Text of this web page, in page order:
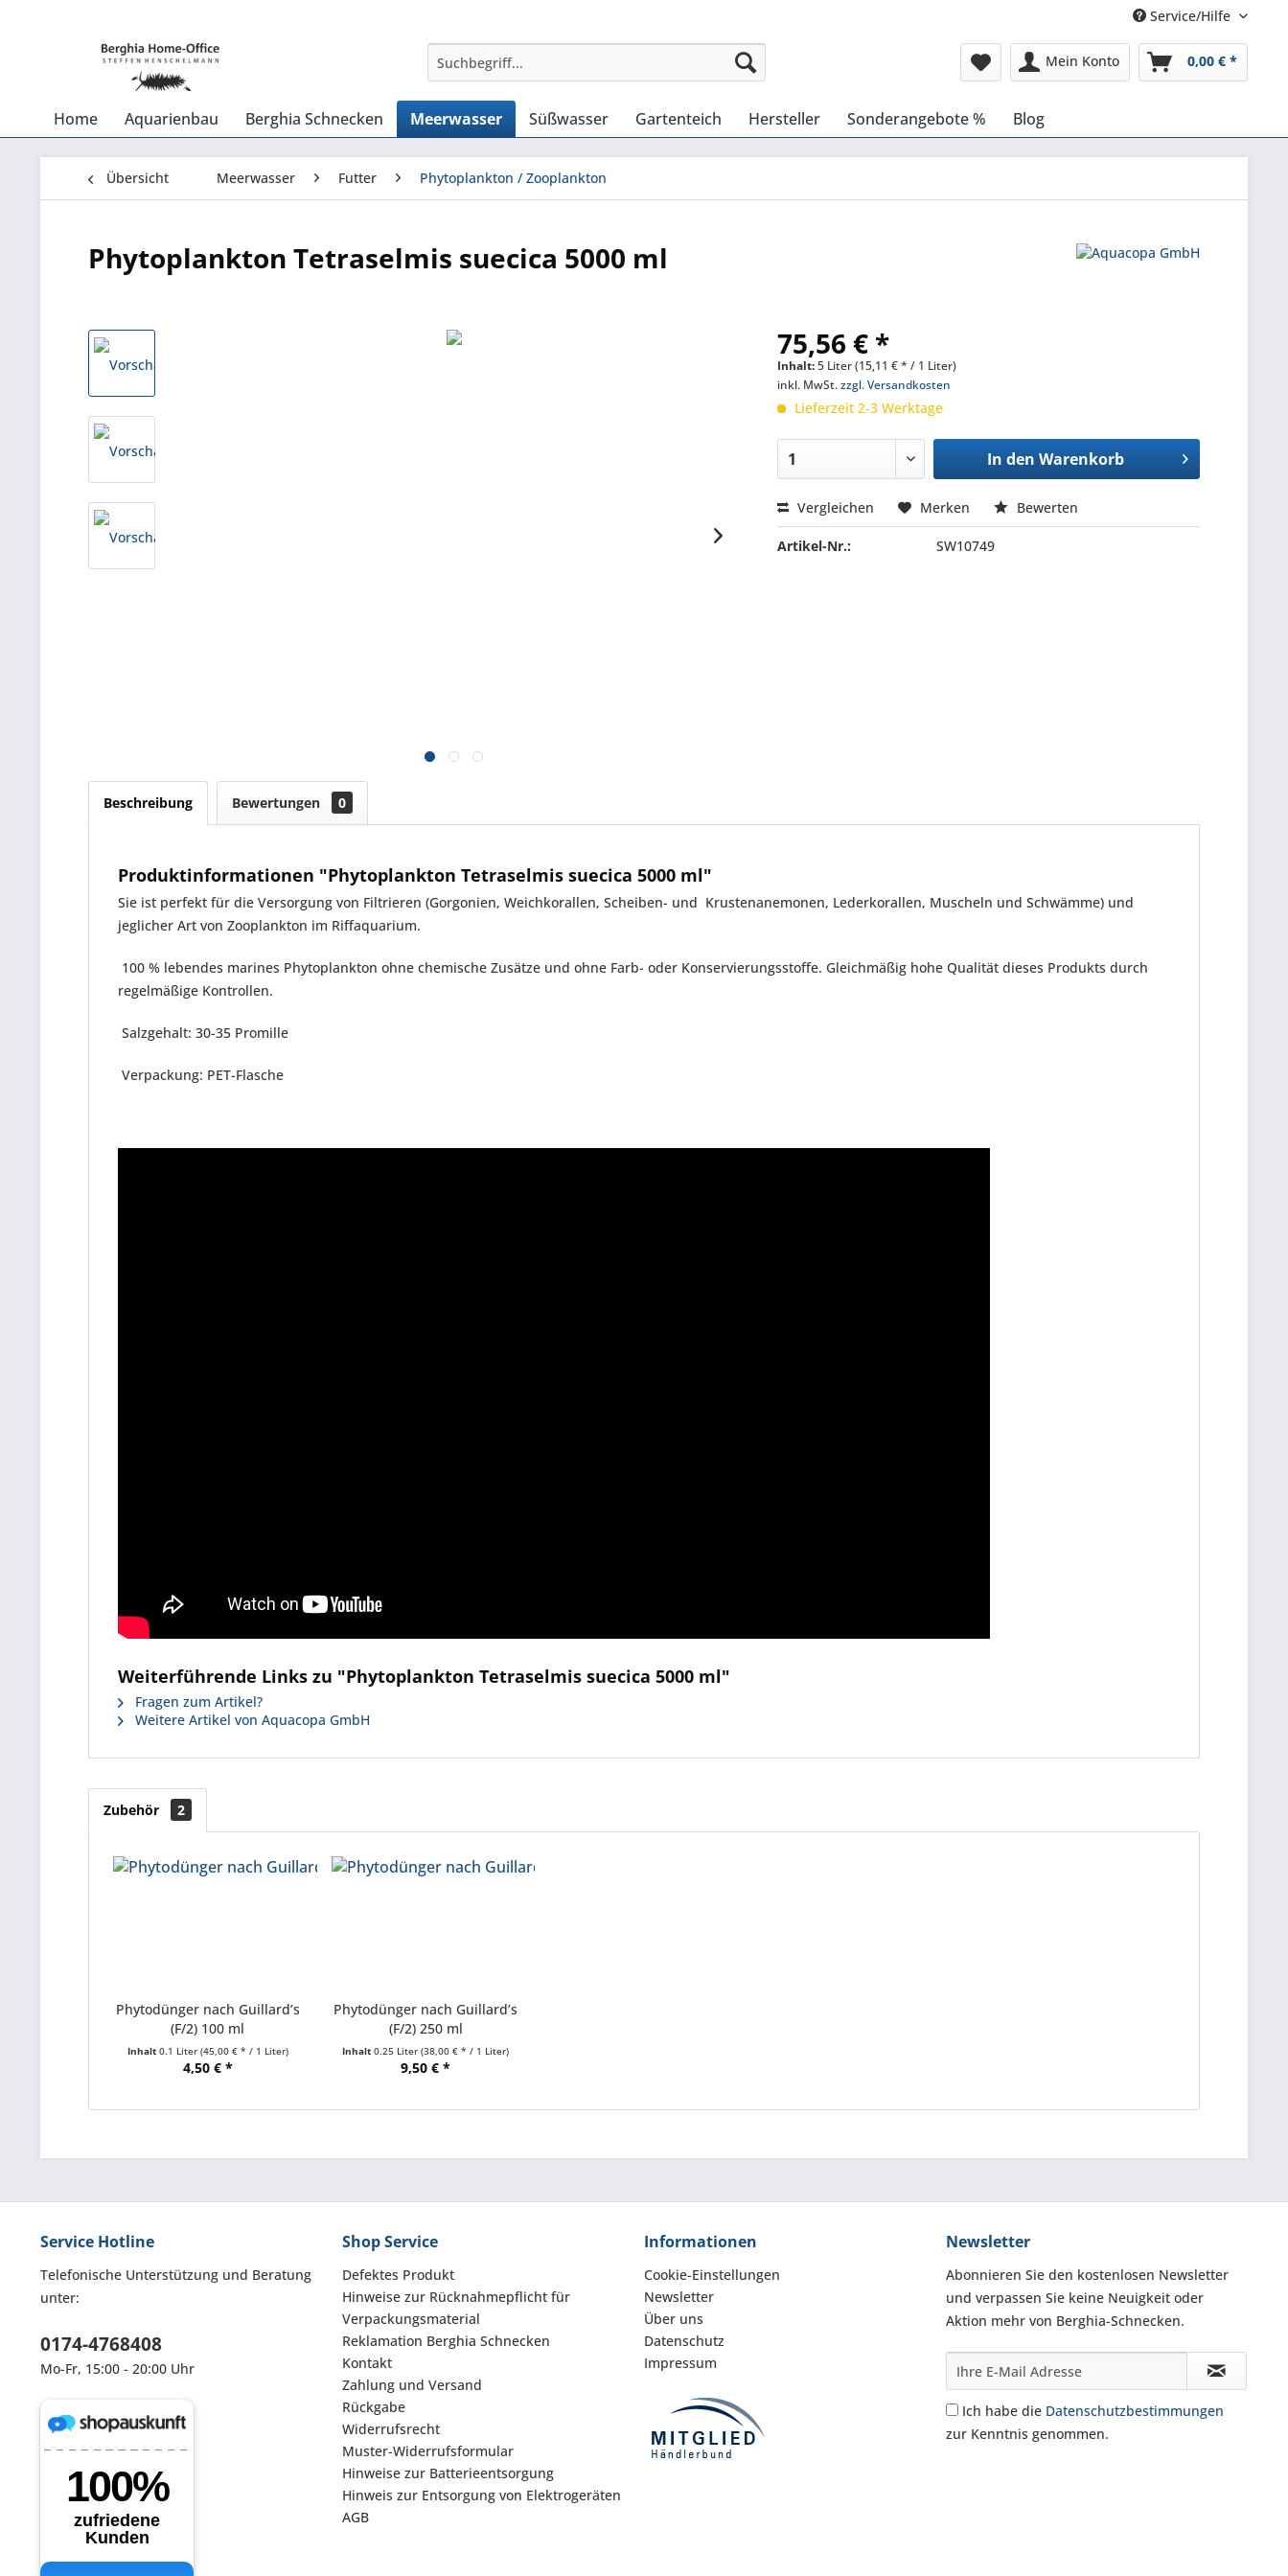
Service/Hilfe
Mein Konto 0,00 € *
Home Aquarienbau Berghia Schnecken Meerwasser Süßwasser Gartenteich Hersteller Sonderangebote % Blog
Übersicht Meerwasser Futter Phytoplankton / Zooplankton
Phytoplankton Tetraselmis suecica 5000 ml
75,56 € *
Inhalt:5 Liter (15,11 € * / 1 Liter)
inkl. MwSt.zzgl. Versandkosten
Lieferzeit 2-3 Werktage
In den Warenkorb
Vergleichen Merken Bewerten
Artikel-Nr.: SW10749
Beschreibung Bewertungen 0
Produktinformationen "Phytoplankton Tetraselmis suecica 5000 ml"
Sie ist perfekt für die Versorgung von Filtrieren (Gorgonien, Weichkorallen, Scheiben- und Krustenanemonen, Lederkorallen, Muscheln und Schwämme) und
jeglicher Art von Zooplankton im Riffaquarium.
100 % lebendes marines Phytoplankton ohne chemische Zusätze und ohne Farb- oder Konservierungsstoffe. Gleichmäßig hohe Qualität dieses Produkts durch
regelmäßige Kontrollen.
Salzgehalt: 30-35 Promille
Verpackung: PET-Flasche
Weiterführende Links zu "Phytoplankton Tetraselmis suecica 5000 ml"
Fragen zum Artikel?
Weitere Artikel von Aquacopa GmbH
Zubehör 2
Phytodünger nach Guillard’s
(F/2) 100 ml
Inhalt 0.1 Liter (45,00 € * / 1 Liter)
4,50 € *
Phytodünger nach Guillard’s
(F/2) 250 ml
Inhalt0.25 Liter(38,00 € * / 1 Liter)
9,50 € *
Service Hotline
Telefonische Unterstützung und Beratung
unter:
0174-4768408
Mo-Fr, 15:00 - 20:00 Uhr
Shop Service
Defektes Produkt
Hinweise zur Rücknahmepflicht für
Verpackungsmaterial
Reklamation Berghia Schnecken
Kontakt
Zahlung und Versand
Rückgabe
Widerrufsrecht
Muster-Widerrufsformular
Hinweise zur Batterieentsorgung
Hinweis zur Entsorgung von Elektrogeräten
AGB
Informationen
Cookie-Einstellungen
Newsletter
Über uns
Datenschutz
Impressum
Newsletter
Abonnieren Sie den kostenlosen Newsletter
und verpassen Sie keine Neuigkeit oder
Aktion mehr von Berghia-Schnecken.
Ich habe die Datenschutzbestimmungen
zur Kenntnis genommen.